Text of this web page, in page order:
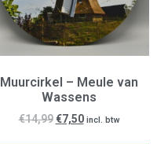
Muurcirkel – Meule van
Wassens
€14,99 €7,50 incl. btw